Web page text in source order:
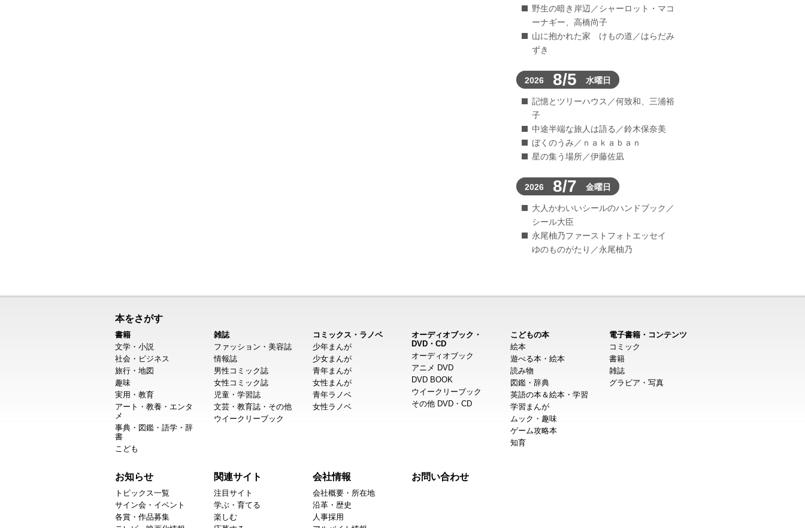
野生の暗き岸辺／シャーロット・マコ
ーナギー、高橋尚子
山に抱かれた家 けもの道／はらだみ
ずき
2026 8/5 水曜日
記憶とツリーハウス／何致和、三浦裕
子
中途半端な旅人は語る／鈴木保奈美
ぼくのうみ／ｎａｋａｂａｎ
星の集う場所／伊藤佐凪
2026 8/7 金曜日
大人かわいいシールのハンドブック／
シール大臣
永尾柚乃ファーストフォトエッセイ
ゆのものがたり／永尾柚乃
本をさがす
書籍
文学・小説
社会・ビジネス
旅行・地図
趣味
実用・教育
アート・教養・エンタ
メ
事典・図鑑・語学・辞
書
こども
雑誌
ファッション・美容誌
情報誌
男性コミック誌
女性コミック誌
児童・学習誌
文芸・教育誌・その他
ウイークリーブック
コミックス・ラノベ
少年まんが
少女まんが
青年まんが
女性まんが
青年ラノベ
女性ラノベ
オーディオブック・
DVD・CD
オーディオブック
アニメ DVD
DVD BOOK
ウイークリーブック
その他 DVD・CD
こどもの本
絵本
遊べる本・絵本
読み物
図鑑・辞典
英語の本＆絵本・学習
学習まんが
ムック・趣味
ゲーム攻略本
知育
電子書籍・コンテンツ
コミック
書籍
雑誌
グラビア・写真
お知らせ
トピックス一覧
サイン会・イベント
各賞・作品募集
関連サイト
注目サイト
学ぶ・育てる
楽しむ
会社情報
会社概要・所在地
沿革・歴史
人事採用
お問い合わせ